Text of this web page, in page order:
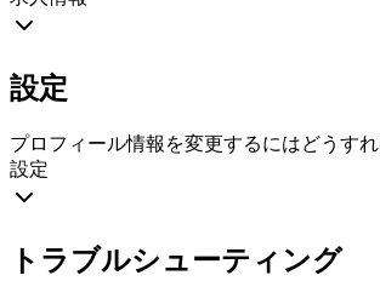
設定
プロフィール情報を変更するにはどうす
設定
トラブルシューティング